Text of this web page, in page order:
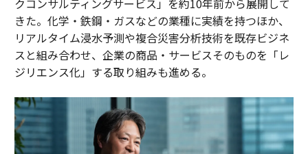
きた。化学・鉄鋼・ガスなどの業種に実績を持つほか、
リアルタイム浸水予測や複合災害分析技術を既存ビジネ
スと組み合わせ、企業の商品・サービスそのものを「レ
ジリエンス化」する取り組みも進める。